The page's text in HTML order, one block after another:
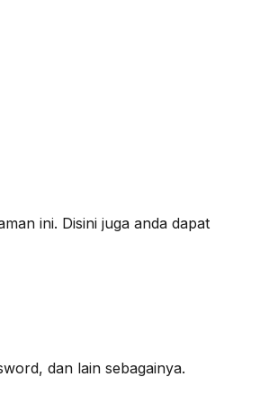
ini. Disini juga anda dapat
dan lain sebagainya.